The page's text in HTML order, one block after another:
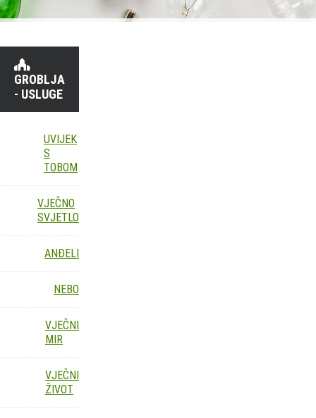
GROBLJA
- USLUGE
UVIJEK
S
TOBOM
VJEČNO
SVJETLO
ANĐELI
NEBO
VJEČNI
MIR
VJEČNI
ŽIVOT